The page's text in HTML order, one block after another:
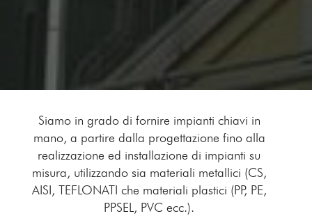
Siamo in grado di fornire impianti chiavi in
mano, a partire dalla progettazione fino alla
realizzazione ed installazione di impianti su
misura, utilizzando sia materiali metallici (CS,
AISI, TEFLONATI che materiali plastici (PP, PE,
PPSEL, PVC ecc.).